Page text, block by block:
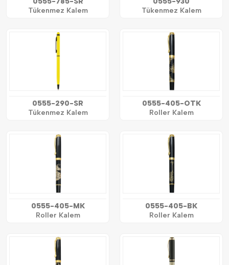
Tükenmez Kalem
Tükenmez Kalem
0555-290-SR
Tükenmez Kalem
0555-405-OTK
Roller Kalem
0555-405-MK
Roller Kalem
0555-405-BK
Roller Kalem